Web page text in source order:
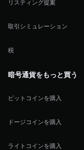
リスティング提案
取引シミュレーション
税
暗号通貨をもっと買う
ビットコインを購入
ドージコインを購入
ライトコインを購入